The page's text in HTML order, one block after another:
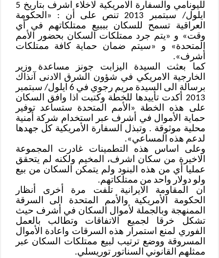
لليونامي والسفارة الامريكية لاخلاء اشرف بتاريخ 5
ايلول/ سبتمبر 2013 تنص على أن : «الحكومة
العراقية تسمح للسكان بببيع ممتلكاتهم في أي
وقت» و «يتم جرد ممتلكات السكان بحضور الأمم
المتحدة» و «سيتم ضمان حماية كافة ممتلكات
أشرف».
كما بعثت السيدة اليزابت جونز مساعدة وزير
الخارجية الامريكي في شؤون الشرق الادنى آنذاك
برسالة الى السيدة مريم رجوي في 6 ايلول/ سبتمبر
2013 أكدت تأييدها للخطة وكتبت اذا وافق السكان
على هذه الخطة «الأمم المتحدة ستساعد توفير
حماية الأموال في أشرف عبر استخدام شركة أمنية
محلية موثوقة . وتبذل السفارة الأمريكية كل جهدها
لدعم هذه المساعي».
وعلى اساس هذه التطمينات غادرت المجموعة
الاخيرة من سكان اشرف، المخيم ولكنه لم يتحقق
عمليا أي من هذه البنود ولم يتمكن السكان من بيع
ولو دولار واحد من ممتلكاتهم.
ان المقاومة الايرانية تلفت مرة أخرى أنظار
الحكومة الأمريكية والأمم المتحدة الى السرقة
الممنهجة وبالجملة لأموال السكان في أشرف حيث
تشكل خرقا لجميع الاتفاقات وتطالب بالعمل
الفوري لمنع استمرار هذه السرقات واعادة الأموال
المسروقة ووضع ترتيب لبيع ممتلكات السكان عبر
ممثلهم القانوني السناتور توريسلي.